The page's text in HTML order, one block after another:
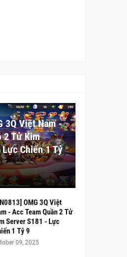
3Q Việt Nam -
2 Tử Kim
Chiến 1 Tỷ
OMG 3Q Việt
- Acc Team Quần 2 Tử
Server S181 - Lực
1 Tỷ 9
09, 2025